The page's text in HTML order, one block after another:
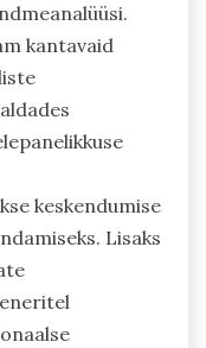
kantavaid
keskendumise
Lisaks